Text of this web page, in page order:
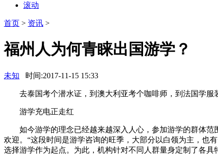
滚动
首页 > 资讯 >
福州人为何青睐出国游学？
未知 时间:2017-11-15 15:33
去泰国考个潜水证，到澳大利亚考个咖啡师，到法国学服
游学充电正走红
如今游学的理念已经越来越深入人心，参加游学的群体范
欢迎。“这段时间是游学咨询的旺季，大部分以白领为主，也
选择游学作为起点。为此，机构针对不同人群量身定制了各具